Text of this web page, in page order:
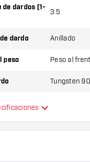
1 juego de cañas (3
(3 plumas).
3.5
dardo Anillado
peso Peso al
Tungsten
de dardo